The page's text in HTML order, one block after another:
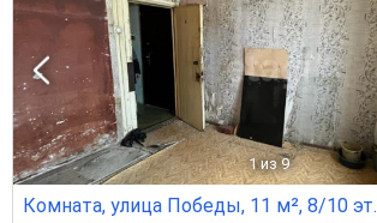
1 из 9
Комната, улица Победы, 11 м², 8/10 эт.